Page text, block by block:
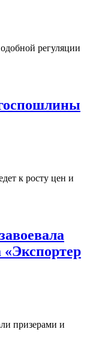
регуляции
к росту цен и
призерами и